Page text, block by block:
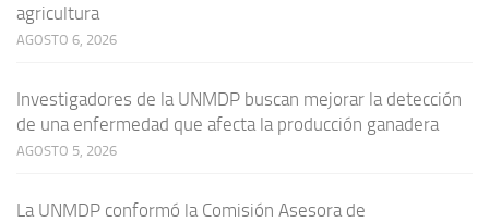
agricultura
AGOSTO 6, 2026
Investigadores de la UNMDP buscan mejorar la detección
de una enfermedad que afecta la producción ganadera
AGOSTO 5, 2026
La UNMDP conformó la Comisión Asesora de